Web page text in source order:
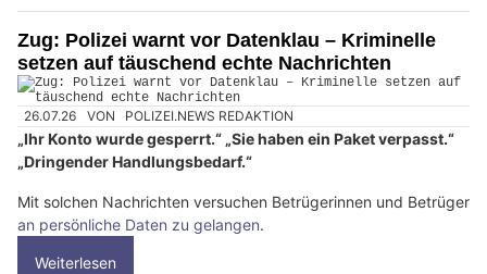
Zug: Polizei warnt vor Datenklau – Kriminelle
setzen auf täuschend echte Nachrichten
26.07.26 VON POLIZEI.NEWS REDAKTION
„Ihr Konto wurde gesperrt.“ „Sie haben ein Paket verpasst.“
„Dringender Handlungsbedarf.“
Mit solchen Nachrichten versuchen Betrügerinnen und Betrüger
an persönliche Daten zu gelangen.
Weiterlesen